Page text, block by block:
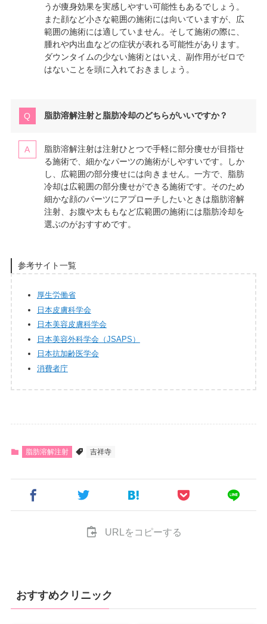
うが痩身効果を実感しやすい可能性もあるでしょう。
また顔など小さな範囲の施術には向いていますが、広
範囲の施術には適していません。そして施術の際に、
腫れや内出血などの症状が表れる可能性があります。
ダウンタイムの少ない施術とはいえ、副作用がゼロで
はないことを頭に入れておきましょう。
脂肪溶解注射と脂肪冷却のどちらがいいですか？
脂肪溶解注射は注射ひとつで手軽に部分痩せが目指せ
る施術で、細かなパーツの施術がしやすいです。しか
し、広範囲の部分痩せには向きません。一方で、脂肪
冷却は広範囲の部分痩せができる施術です。そのため
細かな顔のパーツにアプローチしたいときは脂肪溶解
注射、お腹や太ももなど広範囲の施術には脂肪冷却を
選ぶのがおすすめです。
参考サイト一覧
厚生労働省
日本皮膚科学会
日本美容皮膚科学会
日本美容外科学会（JSAPS）
日本抗加齢医学会
消費者庁
脂肪溶解注射 吉祥寺
URLをコピーする
おすすめクリニック